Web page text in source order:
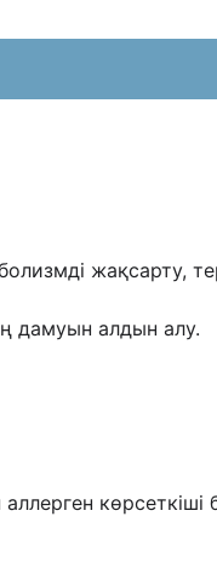
жақсарту,
дамуын алдын алу.
көрсеткіші